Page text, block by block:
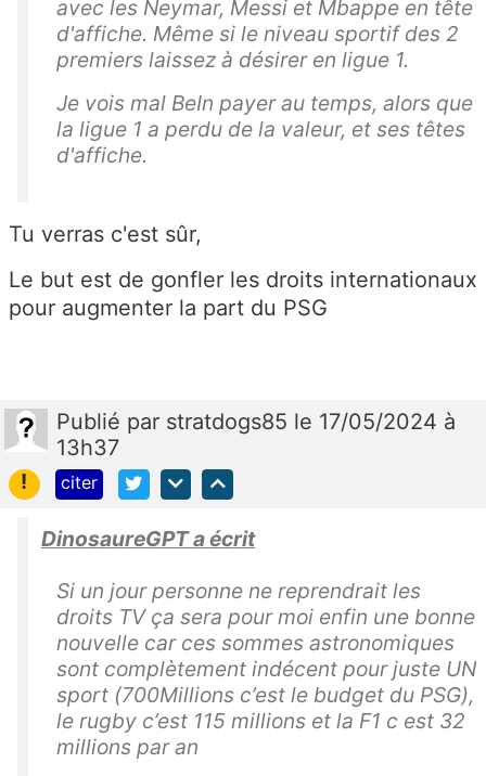
avec les Neymar, Messi et Mbappe en tête
d'affiche. Même si le niveau sportif des 2
premiers laissez à désirer en ligue 1.
Je vois mal BeIn payer au temps, alors que
la ligue 1 a perdu de la valeur, et ses têtes
d'affiche.
Tu verras c'est sûr,
Le but est de gonfler les droits internationaux
pour augmenter la part du PSG
Publié par stratdogs85 le 17/05/2024 à
13h37
!
citer
DinosaureGPT a écrit
Si un jour personne ne reprendrait les
droits TV ça sera pour moi enfin une bonne
nouvelle car ces sommes astronomiques
sont complètement indécent pour juste UN
sport (700Millions c’est le budget du PSG),
le rugby c’est 115 millions et la F1 c est 32
millions par an